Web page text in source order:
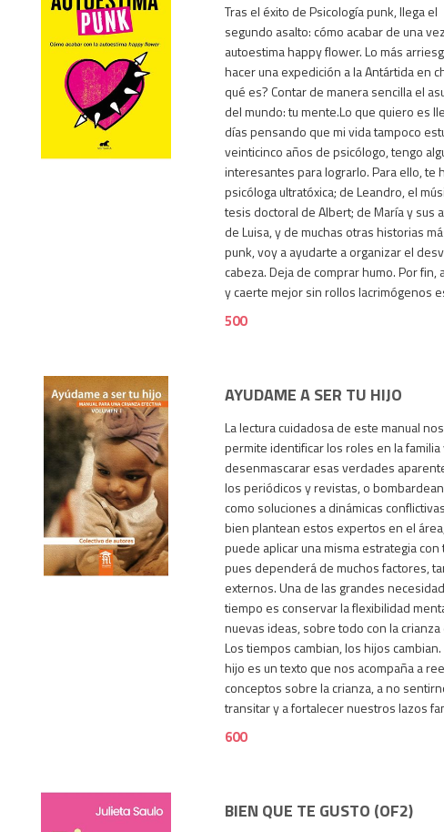
500
Tras el éxito de Psicología punk, llega el
segundo asalto: cómo acabar de una
autoestima happy flower. Lo más
hacer una expedición a la Antártida en
qué es? Contar de manera sencilla el
del mundo: tu mente.Lo que quiero es
días pensando que mi vida tampoco
veinticinco años de psicólogo, tengo
interesantes para lograrlo. Para ello, te
psicóloga ultratóxica; de Leandro, el
tesis doctoral de Albert; de María y sus
de Luisa, y de muchas otras historias
punk, voy a ayudarte a organizar el
cabeza. Deja de comprar humo. Por fin,
y caerte mejor sin rollos lacrimógenos
500
600
AYUDAME A SER TU HIJO
La lectura cuidadosa de este manual nos
permite identificar los roles en la
desenmascarar esas verdades
los periódicos y revistas, o
como soluciones a dinámicas
bien plantean estos expertos en el
puede aplicar una misma estrategia con
pues dependerá de muchos factores,
externos. Una de las grandes
tiempo es conservar la flexibilidad
nuevas ideas, sobre todo con la
Los tiempos cambian, los hijos
hijo es un texto que nos acompaña a
conceptos sobre la crianza, a no
transitar y a fortalecer nuestros lazos
600
BIEN QUE TE GUSTO (OF2)